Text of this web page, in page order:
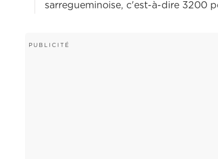
sarregueminoise, c'est-à-dire 3200